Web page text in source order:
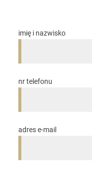
imię i nazwisko
nr telefonu
adres e-mail